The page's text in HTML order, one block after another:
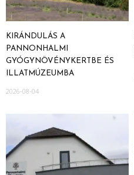
KIRÁNDULÁS A
PANNONHALMI
GYÓGYNÖVÉNYKERTBE ÉS
ILLATMÚZEUMBA
2026-08-04